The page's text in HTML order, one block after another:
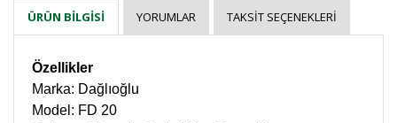
ÜRÜN BILGISI YORUMLAR TAKSIT SEÇENEKLERI
Özellikler
Marka: Dağlıoğlu
Model: FD 20